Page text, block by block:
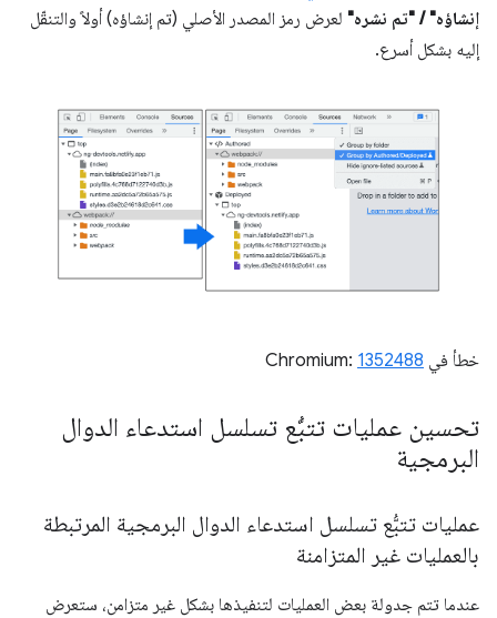
إنشاؤه" / "تم نشره" لعرض رمز المصدر الأصلي (تم إنشاؤه) أولاً والتنقّل
إليه بشكل أسرع.
خطأ في Chromium: 1352488
تحسين عمليات تتبُّع تسلسل استدعاء الدوال
البرمجية
عمليات تتبُّع تسلسل استدعاء الدوال البرمجية المرتبطة
بالعمليات غير المتزامنة
عندما تتم جدولة بعض العمليات لتنفيذها بشكل غير متزامن، ستعرض